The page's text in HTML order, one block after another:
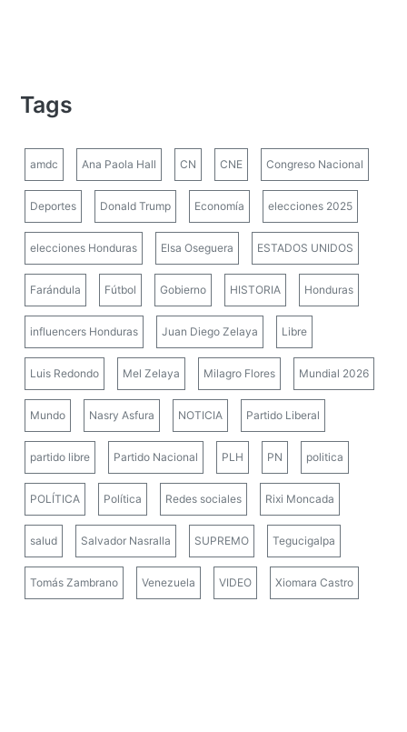
Tags
amdc Ana Paola Hall CN CNE Congreso Nacional
Deportes Donald Trump Economía elecciones 2025
elecciones Honduras Elsa Oseguera ESTADOS UNIDOS
Farándula Fútbol Gobierno HISTORIA Honduras
influencers Honduras Juan Diego Zelaya Libre
Luis Redondo Mel Zelaya Milagro Flores Mundial 2026
Mundo Nasry Asfura NOTICIA Partido Liberal
partido libre Partido Nacional PLH PN politica
POLÍTICA Política Redes sociales Rixi Moncada
salud Salvador Nasralla SUPREMO Tegucigalpa
Tomás Zambrano Venezuela VIDEO Xiomara Castro